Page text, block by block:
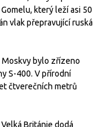
který leží asi 50
vlak přepravující ruská
Moskvy bylo zřízeno
S-400. V přírodní
čtverečních metrů
Británie dodá